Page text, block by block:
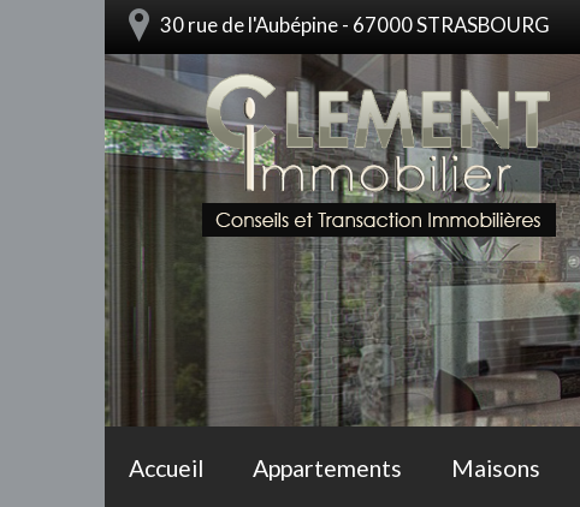
30 rue de l'Aubépine - 67000 STRASBOURG
Accueil Appartements Maisons